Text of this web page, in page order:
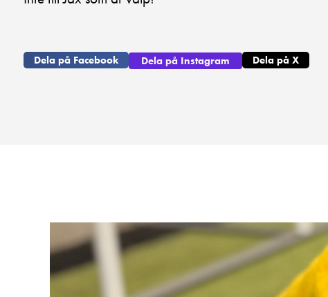
Dela på Facebook Dela på Instagram Dela på X